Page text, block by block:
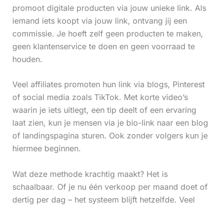
promoot digitale producten via jouw unieke link. Als
iemand iets koopt via jouw link, ontvang jij een
commissie. Je hoeft zelf geen producten te maken,
geen klantenservice te doen en geen voorraad te
houden.
Veel affiliates promoten hun link via blogs, Pinterest
of social media zoals TikTok. Met korte video’s
waarin je iets uitlegt, een tip deelt of een ervaring
laat zien, kun je mensen via je bio-link naar een blog
of landingspagina sturen. Ook zonder volgers kun je
hiermee beginnen.
Wat deze methode krachtig maakt? Het is
schaalbaar. Of je nu één verkoop per maand doet of
dertig per dag – het systeem blijft hetzelfde. Veel